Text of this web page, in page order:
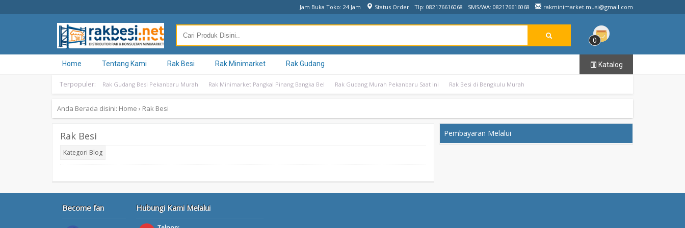
Jam Buka Toko: 24 Jam Status Order Tlp: 082176616068 SMS/WA: 082176616068 rakminimarket.musi@gmail.com
0
Home Tentang Kami Rak Besi Rak Minimarket Rak Gudang Katalog
Terpopuler: Rak Gudang Besi Pekanbaru Murah Rak Minimarket Pangkal Pinang Bangka Bel Rak Gudang Murah Pekanbaru Saat ini Rak Besi di Bengkulu Murah
Anda Berada disini: Home › Rak Besi
Rak Besi
Kategori Blog
Pembayaran Melalui
Become fan Hubungi Kami Melalui